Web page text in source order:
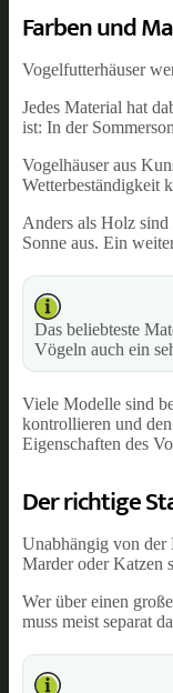
Farben und
Vogelfutterhäuser
Jedes Material hat
ist: In der
Vogelhäuser aus
Wetterbeständigkeit
Anders als Holz
Sonne aus. Ein
Das beliebteste
Vögeln auch ein
Viele Modelle sind
kontrollieren und
Eigenschaften des
Der richtige
Unabhängig von der
Marder oder Katzen
Wer über einen
muss meist separat